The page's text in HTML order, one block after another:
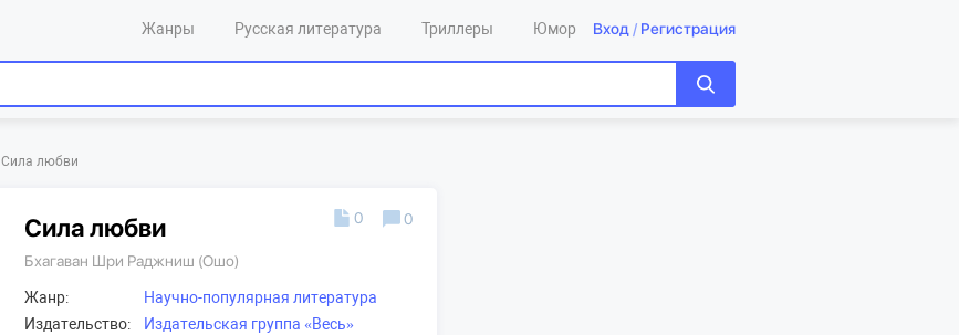
Жанры Русская литература Триллеры Юмор Вход / Регистрация
Сила любви
Сила любви
Бхагаван Шри Раджниш (Ошо)
Жанр:
Научно-популярная литература
Издательство:
Издательская группа «Весь»
0 0